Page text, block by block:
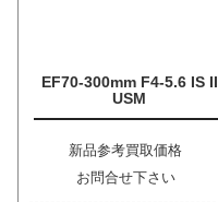
EF70-300mm F4-5.6 IS II
USM
新品参考買取価格
お問合せ下さい